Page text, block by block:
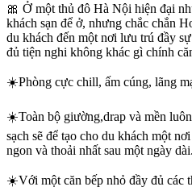
🎀 Ở một thủ đô Hà Nội hiện đại
khách sạn để ở, nhưng chắc chắn
du khách đến một nơi lưu trú đầy
đủ tiện nghi không khác gì chính
☀️Phòng cực chill, ấm cúng, lãng
☀️Toàn bộ giường,drap và mền
sạch sẽ để tạo cho du khách một
ngon và thoải nhất sau một ngày dài.
☀️Với một căn bếp nhỏ đầy đủ các